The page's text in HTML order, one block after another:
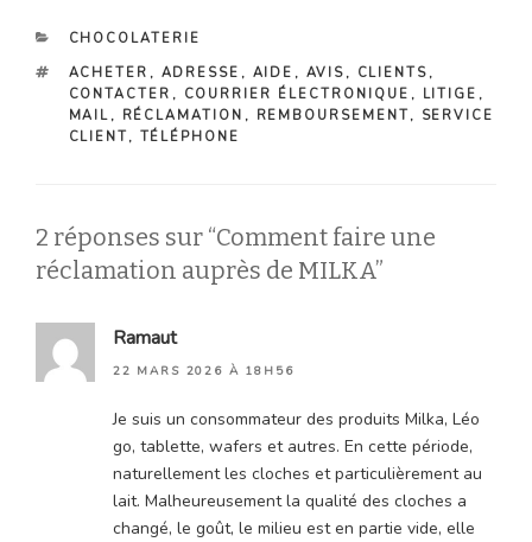
CATÉGORIES
CHOCOLATERIE
ÉTIQUETTES
ACHETER , ADRESSE , AIDE , AVIS , CLIENTS ,
CONTACTER , COURRIER ÉLECTRONIQUE , LITIGE ,
MAIL , RÉCLAMATION , REMBOURSEMENT, SERVICE
CLIENT, TÉLÉPHONE
2 réponses sur “Comment faire une
réclamation auprès de MILKA”
Ramaut
22 MARS 2026 À 18H56
Je suis un consommateur des produits Milka, Léo
go, tablette, wafers et autres. En cette période,
naturellement les cloches et particulièrement au
lait. Malheureusement la qualité des cloches a
changé, le goût, le milieu est en partie vide, elle